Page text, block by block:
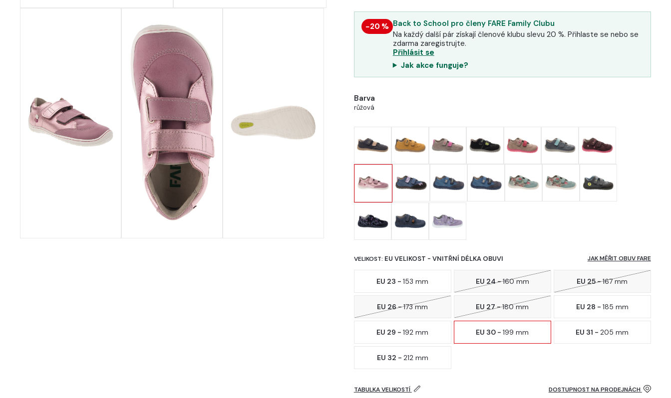
−20 % Back to School pro členy FARE Family Clubu
Na každý další pár získají členové klubu slevu 20 %. Přihlaste se nebo se
zdarma zaregistrujte.
Přihlásit se
Jak akce funguje?
Barva
růžová
VELIKOST: EU VELIKOST - VNITŘNÍ DÉLKA OBUVI JAK MĚŘIT OBUV FARE
EU 23 -153 mm EU 24 -160 mm EU 25 -167 mm
EU 26 -173 mm EU 27 -180 mm EU 28 - 185 mm
EU 29 -192 mm EU 30 -199 mm EU 31 -205 mm
EU 32 - 212 mm
TABULKA VELIKOSTÍ DOSTUPNOST NA PRODEJNÁCH